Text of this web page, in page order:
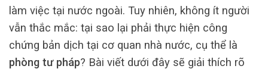
làm việc tại nước ngoài. Tuy nhiên, không ít người
vẫn thắc mắc: tại sao lại phải thực hiện công
chứng bản dịch tại cơ quan nhà nước, cụ thể là
phòng tư pháp? Bài viết dưới đây sẽ giải thích rõ